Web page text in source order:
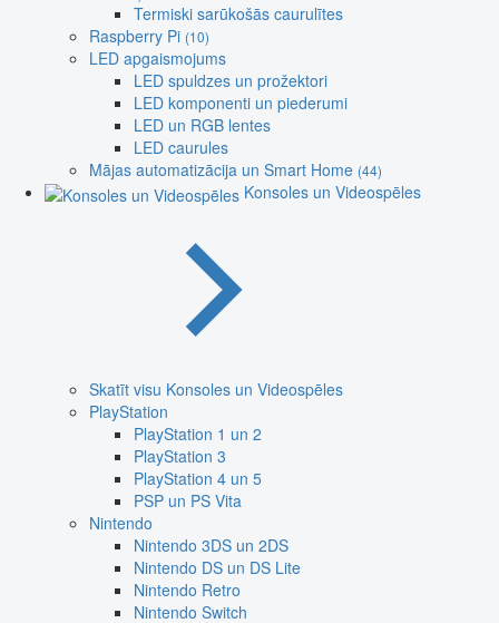
Termiski sarūkošās caurulītes
Raspberry Pi (10)
LED apgaismojums
LED spuldzes un prožektori
LED komponenti un piederumi
LED un RGB lentes
LED caurules
Mājas automatizācija un Smart Home (44)
Konsoles un Videospēles
Skatīt visu Konsoles un Videospēles
PlayStation
PlayStation 1 un 2
PlayStation 3
PlayStation 4 un 5
PSP un PS Vita
Nintendo
Nintendo 3DS un 2DS
Nintendo DS un DS Lite
Nintendo Retro
Nintendo Switch